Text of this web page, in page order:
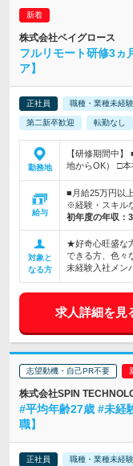
株式会社ベイグロース
フルリモート研修3ヵ
ア】
正社員 職種・業種未経
第二新卒歓迎 転勤なし
勤務地
【研修期間中
地からOK） □
給与
■月給25万円以
※経験・スキル
初年度の年収：
対象と
なる方
★好奇心旺盛な
できる方、色々
未経験入社メン
求人詳細を見
志望動機・自己PR不要
株式会社SPIN
#平均年齢27歳 #未経
職】
正社員 職種・業種未経